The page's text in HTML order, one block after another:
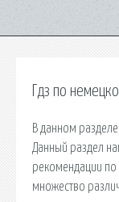
Гдз по
В данном
Данный раздел
рекомендации по
множество